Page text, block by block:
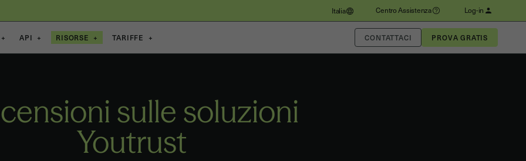
Italia Centro Assistenza Log-in
+ API + RISORSE + TARIFFE + CONTATTACI
sulle soluzioni
Youtrust